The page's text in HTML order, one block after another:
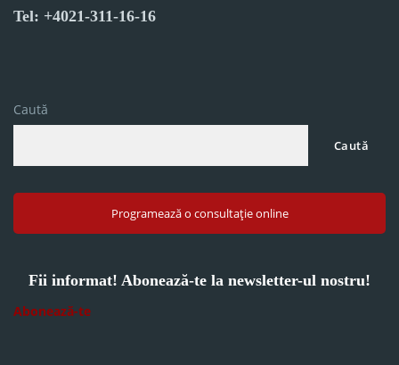
Tel: +4021-311-16-16
Caută
Caută
Programează o consultație online
Fii informat! Abonează-te la newsletter-ul nostru!
Abonează-te